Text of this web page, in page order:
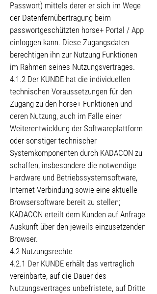
Passwort) mittels derer er sich im Wege
der Datenfernübertragung beim
passwortgeschützten horse+ Portal / App
einloggen kann. Diese Zugangsdaten
berechtigen ihn zur Nutzung Funktionen
im Rahmen seines Nutzungsvertrages.
4.1.2 Der KUNDE hat die individuellen
technischen Voraussetzungen für den
Zugang zu den horse+ Funktionen und
deren Nutzung, auch im Falle einer
Weiterentwicklung der Softwareplattform
oder sonstiger technischer
Systemkomponenten durch KADACON zu
schaffen, insbesondere die notwendige
Hardware und Betriebssystemsoftware,
Internet-Verbindung sowie eine aktuelle
Browsersoftware bereit zu stellen;
KADACON erteilt dem Kunden auf Anfrage
Auskunft über den jeweils einzusetzenden
Browser.
4.2 Nutzungsrechte
4.2.1 Der KUNDE erhält das vertraglich
vereinbarte, auf die Dauer des
Nutzungsvertrages unbefristete, auf Dritte